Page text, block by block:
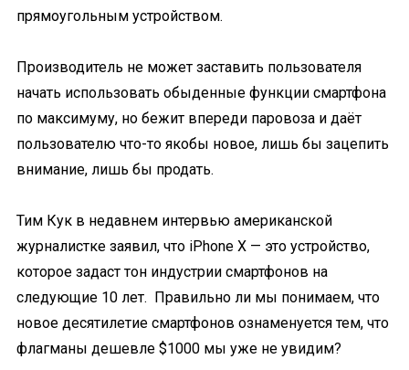
прямоугольным устройством.
Производитель не может заставить пользователя
начать использовать обыденные функции смартфона
по максимуму, но бежит впереди паровоза и даёт
пользователю что-то якобы новое, лишь бы зацепить
внимание, лишь бы продать.
Тим Кук в недавнем интервью американской
журналистке заявил, что iPhone X — это устройство,
которое задаст тон индустрии смартфонов на
следующие 10 лет. Правильно ли мы понимаем, что
новое десятилетие смартфонов ознаменуется тем, что
флагманы дешевле $1000 мы уже не увидим?